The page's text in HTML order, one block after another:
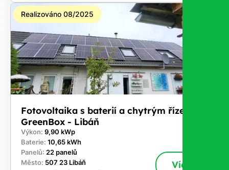
Realizováno 08/2025
Fotovoltaika s baterií a chytrým řízením
GreenBox - Libáň
Výkon: 9,90 kWp
Baterie: 10,65 kWh
Panelů: 22 panelů
Město: 507 23 Libáň
Více